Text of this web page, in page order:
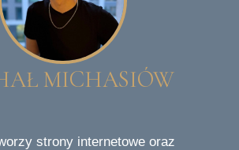
MICHASIÓW
strony internetowe oraz